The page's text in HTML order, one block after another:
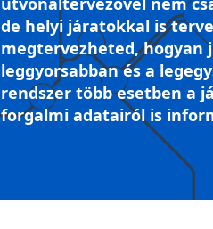
de helyi járatokkal is
megtervezheted, hogyan
leggyorsabban és a
rendszer több esetben a
forgalmi adatairól is